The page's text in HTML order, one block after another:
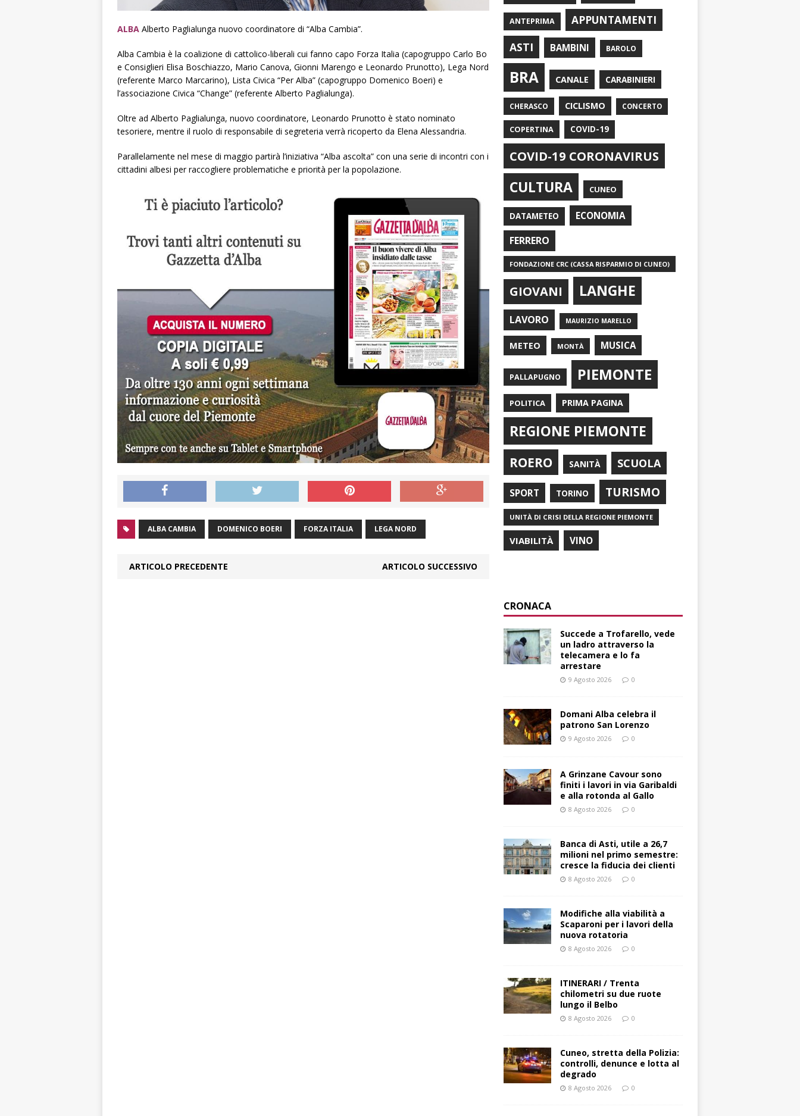
ALBA Alberto Paglialunga nuovo coordinatore di “Alba Cambia”.
Alba Cambia è la coalizione di cattolico-liberali cui fanno capo Forza Italia (capogruppo Carlo Bo
e Consiglieri Elisa Boschiazzo, Mario Canova, Gionni Marengo e Leonardo Prunotto), Lega Nord
(referente Marco Marcarino), Lista Civica “Per Alba” (capogruppo Domenico Boeri) e
l’associazione Civica “Change” (referente Alberto Paglialunga).
Oltre ad Alberto Paglialunga, nuovo coordinatore, Leonardo Prunotto è stato nominato
tesoriere, mentre il ruolo di responsabile di segreteria verrà ricoperto da Elena Alessandria.
Parallelamente nel mese di maggio partirà l’iniziativa “Alba ascolta” con una serie di incontri con i
cittadini albesi per raccogliere problematiche e priorità per la popolazione.
ALBA CAMBIA DOMENICO BOERI FORZA ITALIA LEGA NORD
ARTICOLO PRECEDENTE ARTICOLO SUCCESSIVO
ANTEPRIMA
APPUNTAMENTI
ASTI
BAMBINI BAROLO
BRA CANALE CARABINIERI
CHERASCO CICLISMO CONCERTO
COPERTINA COVID-19
COVID-19 CORONAVIRUS
CULTURA CUNEO
DATAMETEO ECONOMIA
FERRERO
FONDAZIONE CRC (CASSA RISPARMIO DI CUNEO)
GIOVANI LANGHE
LAVORO MAURIZIO MARELLO
METEO MONTÀ MUSICA
PALLAPUGNO PIEMONTE
POLITICA PRIMA PAGINA
REGIONE PIEMONTE
ROERO SANITÀ SCUOLA
SPORT TORINO TURISMO
UNITÀ DI CRISI DELLA REGIONE PIEMONTE
VIABILITÀ VINO
CRONACA
Succede a Trofarello, vede
un ladro attraverso la
telecamera e lo fa
arrestare
9 Agosto 2026 0
Domani Alba celebra il
patrono San Lorenzo
9 Agosto 2026 0
A Grinzane Cavour sono
finiti i lavori in via Garibaldi
e alla rotonda al Gallo
8 Agosto 2026 0
Banca di Asti, utile a 26,7
milioni nel primo semestre:
cresce la fiducia dei clienti
8 Agosto 2026 0
Modifiche alla viabilità a
Scaparoni per i lavori della
nuova rotatoria
8 Agosto 2026 0
ITINERARI / Trenta
chilometri su due ruote
lungo il Belbo
8 Agosto 2026 0
Cuneo, stretta della Polizia:
controlli, denunce e lotta al
degrado
8 Agosto 2026 0